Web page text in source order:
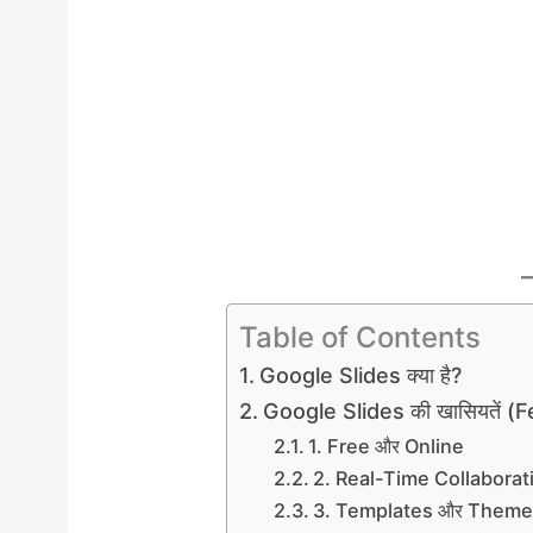
Table of Contents
Google Slides क्या है?
Google Slides की खासियतें
1. Free और Online
2. Real-Time
3. Templates और